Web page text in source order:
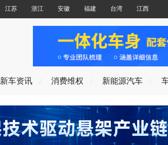
江苏 浙江 安徽 福建 台湾 江西
新车资讯 消费维权 新能源汽车